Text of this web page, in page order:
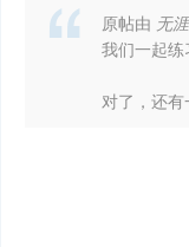
原帖由 无
我们一起练
对了，还有